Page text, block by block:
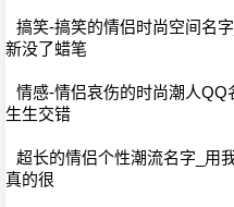
搞笑-搞笑的情侣时尚空间名
新没了蜡笔
情感-情侣哀伤的时尚潮人QQ
生生交错
超长的情侣个性潮流名字_用
真的很